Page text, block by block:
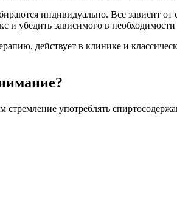
индивидуально. Все зависит от
и убедить зависимого в
действует в клинике и
употреблять